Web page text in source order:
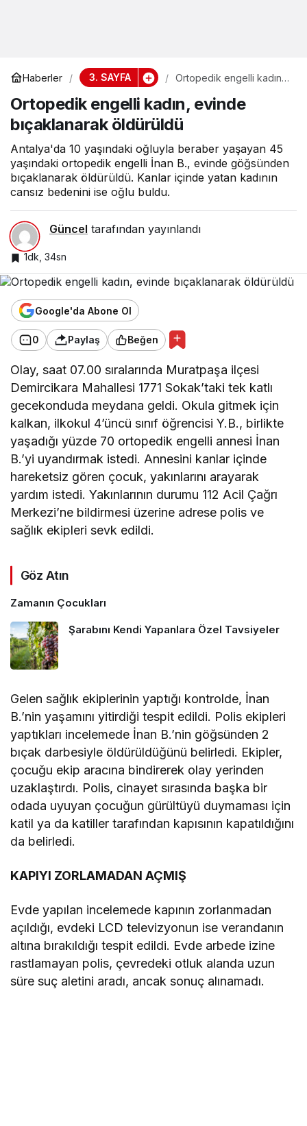
Haberler 3. SAYFA
Ortopedik engelli kadın,
öldürüldü
Ortopedik engelli kadın, evinde
bıçaklanarak öldürüldü
Antalya'da 10 yaşındaki oğluyla beraber yaşayan 45
yaşındaki ortopedik engelli İnan B., evinde göğsünden
bıçaklanarak öldürüldü. Kanlar içinde yatan kadının
cansız bedenini ise oğlu buldu.
Güncel tarafından yayınlandı
1dk, 34sn
Google'da Abone Ol
0 Paylaş Beğen
Olay, saat 07.00 sıralarında Muratpaşa ilçesi
Demircikara Mahallesi 1771 Sokak’taki tek katlı
gecekonduda meydana geldi. Okula gitmek için
kalkan, ilkokul 4’üncü sınıf öğrencisi Y.B., birlikte
yaşadığı yüzde 70 ortopedik engelli annesi İnan
B.’yi uyandırmak istedi. Annesini kanlar içinde
hareketsiz gören çocuk, yakınlarını arayarak
yardım istedi. Yakınlarının durumu 112 Acil Çağrı
Merkezi’ne bildirmesi üzerine adrese polis ve
sağlık ekipleri sevk edildi.
Göz Atın
Zamanın Çocukları
Şarabını Kendi Yapanlara Özel Tavsiyeler
Gelen sağlık ekiplerinin yaptığı kontrolde, İnan
B.’nin yaşamını yitirdiği tespit edildi. Polis ekipleri
yaptıkları incelemede İnan B.’nin göğsünden 2
bıçak darbesiyle öldürüldüğünü belirledi. Ekipler,
çocuğu ekip aracına bindirerek olay yerinden
uzaklaştırdı. Polis, cinayet sırasında başka bir
odada uyuyan çocuğun gürültüyü duymaması için
katil ya da katiller tarafından kapısının kapatıldığını
da belirledi.
KAPIYI ZORLAMADAN AÇMIŞ
Evde yapılan incelemede kapının zorlanmadan
açıldığı, evdeki LCD televizyonun ise verandanın
altına bırakıldığı tespit edildi. Evde arbede izine
rastlamayan polis, çevredeki otluk alanda uzun
süre suç aletini aradı, ancak sonuç alınamadı.